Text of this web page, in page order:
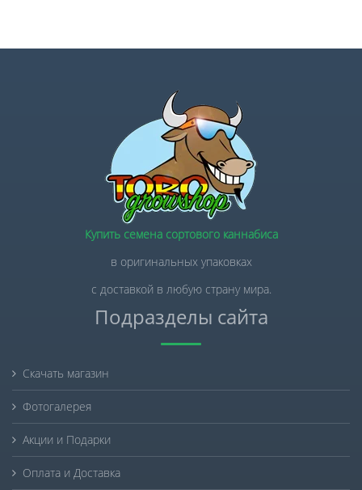
Купить семена сортового каннабиса
в оригинальных упаковках
с доставкой в любую страну мира.
Подразделы сайта
Скачать магазин
Фотогалерея
Акции и Подарки
Оплата и Доставка